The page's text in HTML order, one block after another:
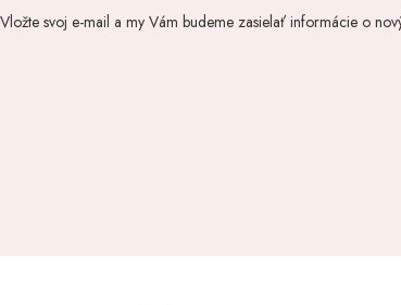
Vložte svoj e-mail a my Vám budeme zasielať informácie o